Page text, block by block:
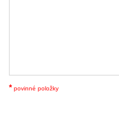
* povinné položky